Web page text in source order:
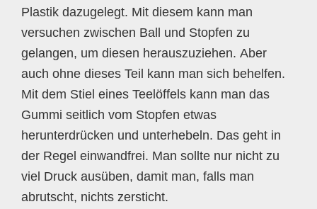
Plastik dazugelegt. Mit diesem kann man
versuchen zwischen Ball und Stopfen zu
gelangen, um diesen herauszuziehen. Aber
auch ohne dieses Teil kann man sich behelfen.
Mit dem Stiel eines Teelöffels kann man das
Gummi seitlich vom Stopfen etwas
herunterdrücken und unterhebeln. Das geht in
der Regel einwandfrei. Man sollte nur nicht zu
viel Druck ausüben, damit man, falls man
abrutscht, nichts zersticht.